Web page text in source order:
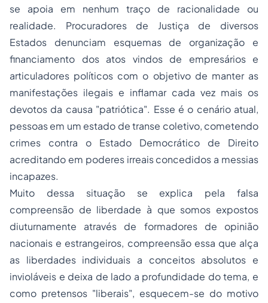
se apoia em nenhum traço de racionalidade ou
realidade. Procuradores de Justiça de diversos
Estados denunciam esquemas de organização e
financiamento dos atos vindos de empresários e
articuladores políticos com o objetivo de manter as
manifestações ilegais e inflamar cada vez mais os
devotos da causa "patriótica". Esse é o cenário atual,
pessoas em um estado de transe coletivo, cometendo
crimes contra o Estado Democrático de Direito
acreditando em poderes irreais concedidos a messias
incapazes.
Muito dessa situação se explica pela falsa
compreensão de liberdade à que somos expostos
diuturnamente através de formadores de opinião
nacionais e estrangeiros, compreensão essa que alça
as liberdades individuais a conceitos absolutos e
invioláveis e deixa de lado a profundidade do tema, e
como pretensos "liberais", esquecem-se do motivo